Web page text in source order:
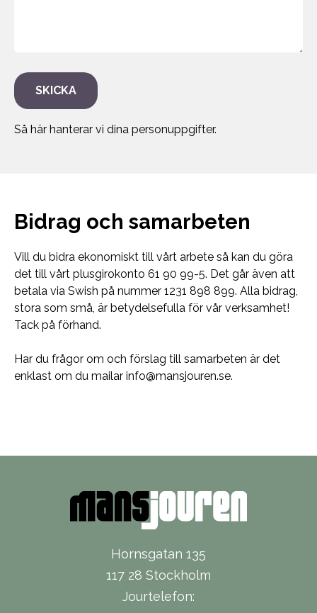
Så här hanterar vi dina personuppgifter.
Bidrag och samarbeten
Vill du bidra ekonomiskt till vårt arbete så kan du göra
det till vårt plusgirokonto 61 90 99-5. Det går även att
betala via Swish på nummer 1231 898 899. Alla bidrag,
stora som små, är betydelsefulla för vår verksamhet!
Tack på förhand.
Har du frågor om och förslag till samarbeten är det
enklast om du mailar info@mansjouren.se.
Hornsgatan 135
117 28 Stockholm
Jourtelefon: